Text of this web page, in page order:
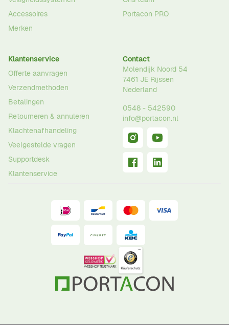
Accessoires
Merken
Portacon PRO
Klantenservice
Offerte aanvragen
Verzendmethoden
Betalingen
Retourneren & annuleren
Klachtenafhandeling
Veelgestelde vragen
Supportdesk
Klantenservice
Contact
Molendijk Noord 54
7461 JE Rijssen
Nederland
0548 - 542590
info@portacon.nl